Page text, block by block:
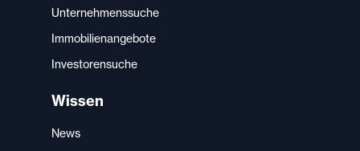
Unternehmenssuche
Immobilienangebote
Investorensuche
Wissen
News